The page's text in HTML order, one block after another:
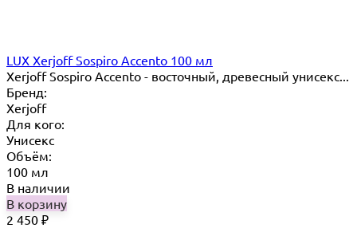
LUX Xerjoff Sospiro Accento 100 мл
Xerjoff Sospiro Accento - восточный, древесный унисекс...
Бренд:
Xerjoff
Для кого:
Унисекс
Объём:
100 мл
В наличии
В корзину
2 450 ₽